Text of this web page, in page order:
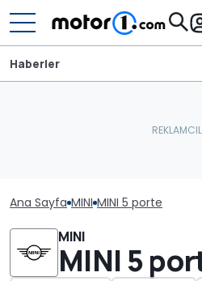
Haberler
Ana Sayfa MINI MINI 5 porte
MINI
MINI 5